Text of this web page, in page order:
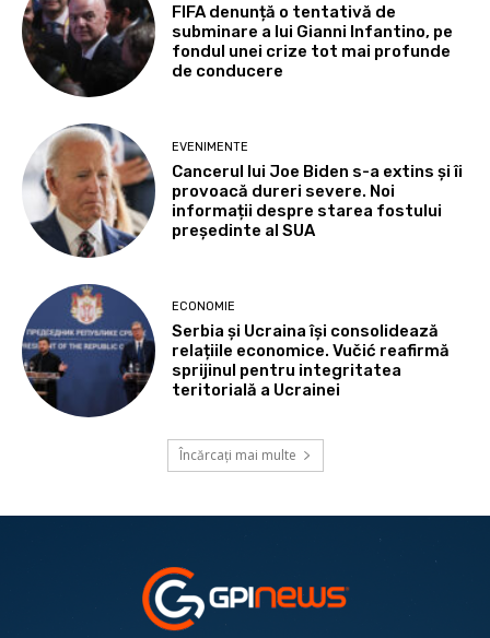
FIFA denunță o tentativă de
subminare a lui Gianni Infantino, pe
fondul unei crize tot mai profunde
de conducere
EVENIMENTE
Cancerul lui Joe Biden s-a extins și îi
provoacă dureri severe. Noi
informații despre starea fostului
președinte al SUA
ECONOMIE
Serbia și Ucraina își consolidează
relațiile economice. Vučić reafirmă
sprijinul pentru integritatea
teritorială a Ucrainei
Încărcați mai multe